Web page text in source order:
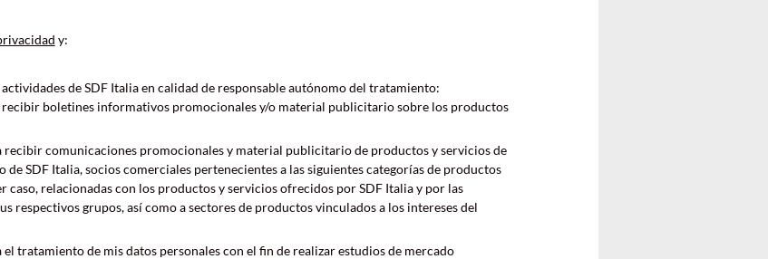
y:
de SDF Italia en calidad de responsable autónomo del tratamiento:
boletines informativos promocionales y/o material publicitario sobre los productos
comunicaciones promocionales y material publicitario de productos y servicios de
de SDF Italia, socios comerciales pertenecientes a las siguientes categorías de productos
caso, relacionadas con los productos y servicios ofrecidos por SDF Italia y por las
respectivos grupos, así como a sectores de productos vinculados a los intereses del
tratamiento de mis datos personales con el fin de realizar estudios de mercado